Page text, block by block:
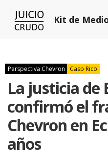
Kit de
Perspectiva Chevron Caso Rico
La justicia de
confirmó el
Chevron en
años